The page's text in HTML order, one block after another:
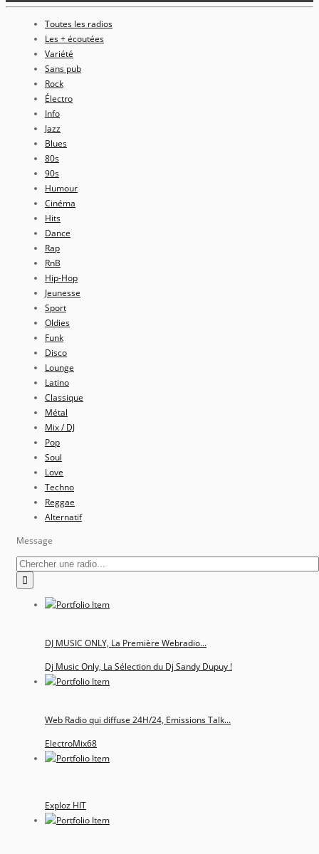
Toutes les radios
Les + écoutées
Variété
Sans pub
Rock
Électro
Info
Jazz
Blues
80s
90s
Humour
Cinéma
Hits
Dance
Rap
RnB
Hip-Hop
Jeunesse
Sport
Oldies
Funk
Disco
Lounge
Latino
Classique
Métal
Mix / DJ
Pop
Soul
Love
Techno
Reggae
Alternatif
Message
DJ MUSIC ONLY, La Première Webradio...
Dj Music Only, La Sélection du Dj Sandy Dupuy !
Web Radio qui diffuse 24H/24, Emissions Talk...
ElectroMix68
Exploz HIT